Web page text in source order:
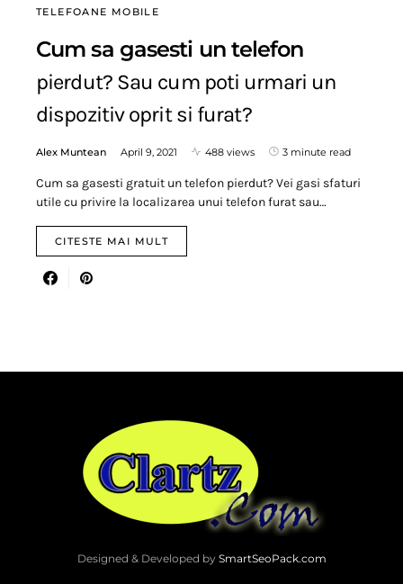
TELEFOANE MOBILE
Cum sa gasesti un telefon
pierdut? Sau cum poti urmari un
dispozitiv oprit si furat?
Alex Muntean April 9, 2021 488 views 3 minute read
Cum sa gasesti gratuit un telefon pierdut? Vei gasi sfaturi
utile cu privire la localizarea unui telefon furat sau…
CITESTE MAI MULT
Designed & Developed by SmartSeoPack.com